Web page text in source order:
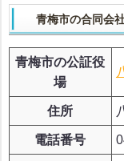
青梅市の合同会
青梅市の公証役
場
住所
電話番号